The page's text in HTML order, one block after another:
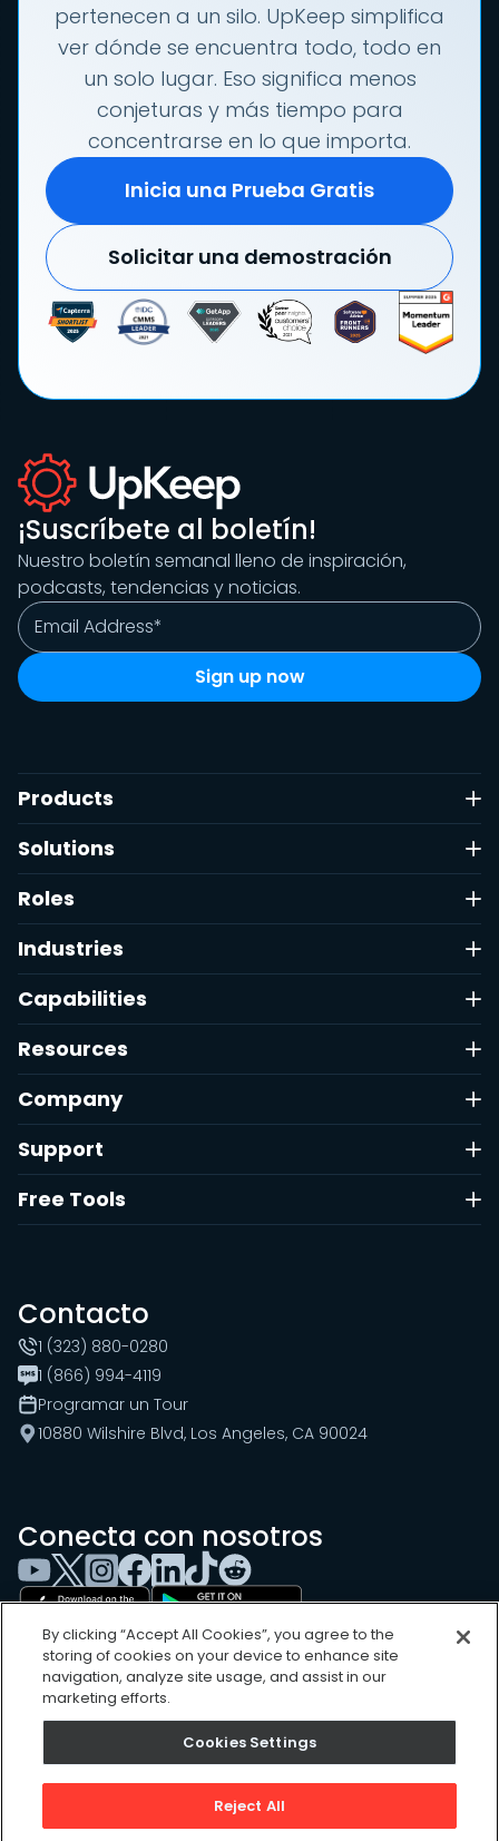
pertenecen a un silo. UpKeep simplifica
ver dónde se encuentra todo, todo en
un solo lugar. Eso significa menos
conjeturas y más tiempo para
concentrarse en lo que importa.
Inicia una Prueba Gratis
Solicitar una demostración
¡Suscríbete al boletín!
Nuestro boletín semanal lleno de inspiración,
podcasts, tendencias y noticias.
Products
Solutions
Roles
Industries
Capabilities
Resources
Company
Support
Free Tools
Contacto
1 (323) 880-0280
1 (866) 994-4119
Programar un Tour
10880 Wilshire Blvd, Los Angeles, CA 90024
Conecta con nosotros
Sitemap
Privacy Policy
By clicking “Accept All Cookies”, you agree to the
storing of cookies on your device to enhance site
navigation, analyze site usage, and assist in our
marketing efforts.
Cookies Settings
Reject All